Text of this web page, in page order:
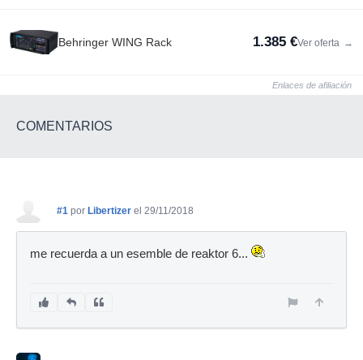
Behringer WING Rack 1.385 €Ver oferta →
Enlaces de afiliación
COMENTARIOS
#1 por Libertizer el 29/11/2018
me recuerda a un esemble de reaktor 6...